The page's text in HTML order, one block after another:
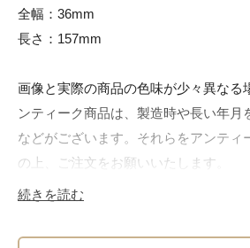
全幅：36mm
長さ：157mm
画像と実際の商品の色味が少々異なる
ンティーク商品は、製造時や長い年月
などがございます。それらをアンティ
の上、ご注文をお願いいたします。
続きを読む